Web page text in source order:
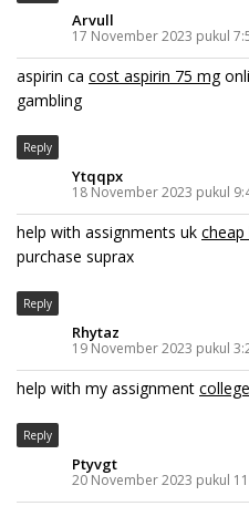
Arvull
17 November 2023 pukul
aspirin ca cost aspirin 75 mg
gambling
Reply
Ytqqpx
18 November 2023 pukul
help with assignments uk
purchase suprax
Reply
Rhytaz
19 November 2023 pukul
help with my assignment
Reply
Ptyvgt
20 November 2023 pukul